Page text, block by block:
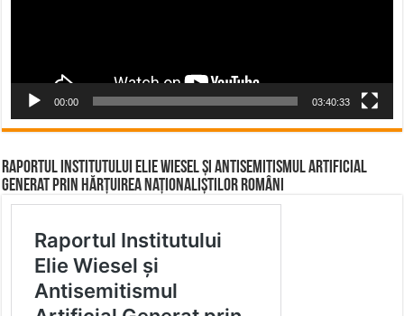
00:00 03:40:33
Raportul Institutului Elie Wiesel și Antisemitismul Artificial
Generat prin Hărțuirea Naționaliștilor Români